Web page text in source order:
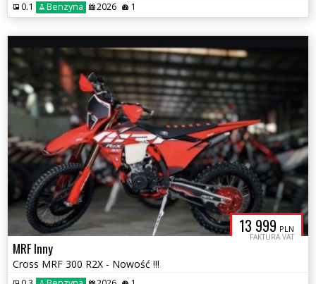
0.1 Benzyna 2026 1
13 999 PLN
FAKTURA VAT
MRF Inny
Cross MRF 300 R2X - Nowość !!!